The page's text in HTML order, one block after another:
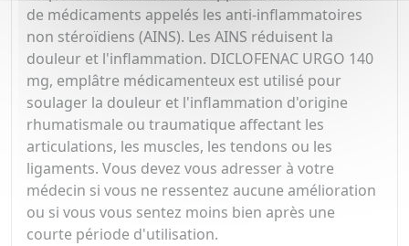
de médicaments appelés les anti-inflammatoires
non stéroïdiens (AINS). Les AINS réduisent la
douleur et l'inflammation. DICLOFENAC URGO 140
mg, emplâtre médicamenteux est utilisé pour
soulager la douleur et l'inflammation d'origine
rhumatismale ou traumatique affectant les
articulations, les muscles, les tendons ou les
ligaments. Vous devez vous adresser à votre
médecin si vous ne ressentez aucune amélioration
ou si vous vous sentez moins bien après une
courte période d'utilisation.